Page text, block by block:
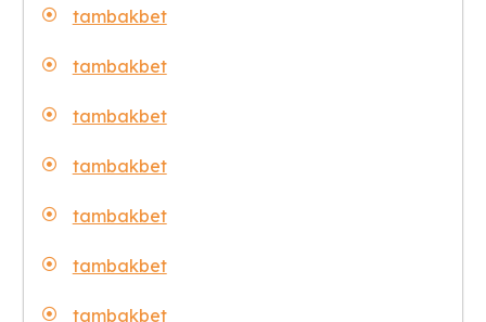
tambakbet
tambakbet
tambakbet
tambakbet
tambakbet
tambakbet
tambakbet